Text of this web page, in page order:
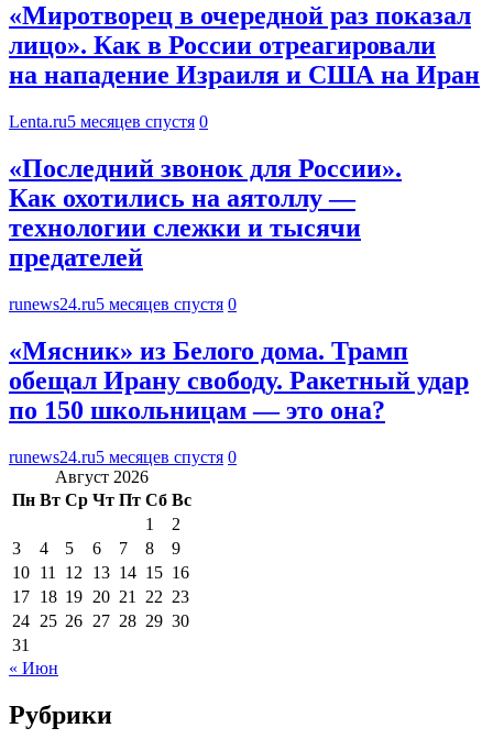
«Миротворец в очередной раз показал
лицо». Как в России отреагировали
на нападение Израиля и США на Иран
Lenta.ru5 месяцев спустя 0
«Последний звонок для России».
Как охотились на аятоллу —
технологии слежки и тысячи
предателей
runews24.ru5 месяцев спустя 0
«Мясник» из Белого дома. Трамп
обещал Ирану свободу. Ракетный удар
по 150 школьницам — это она?
runews24.ru5 месяцев спустя 0
Август 2026
Пн Вт Ср Чт Пт Сб Вс
1
2
3
4 5 6 7 8
9
10 11 12 13 14 15 16
17 18 19 20 21 22 23
24 25 26 27 28 29 30
31
« Июн
Рубрики